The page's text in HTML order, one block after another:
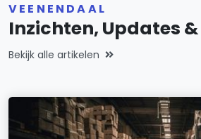
VEENENDAAL
Inzichten, Updates
Bekijk alle artikelen